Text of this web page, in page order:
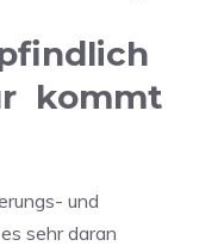
kommt
und
sehr daran